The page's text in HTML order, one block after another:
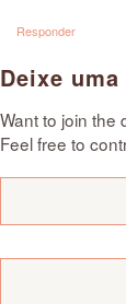
Responder
Deixe
Want to join the
Feel free to